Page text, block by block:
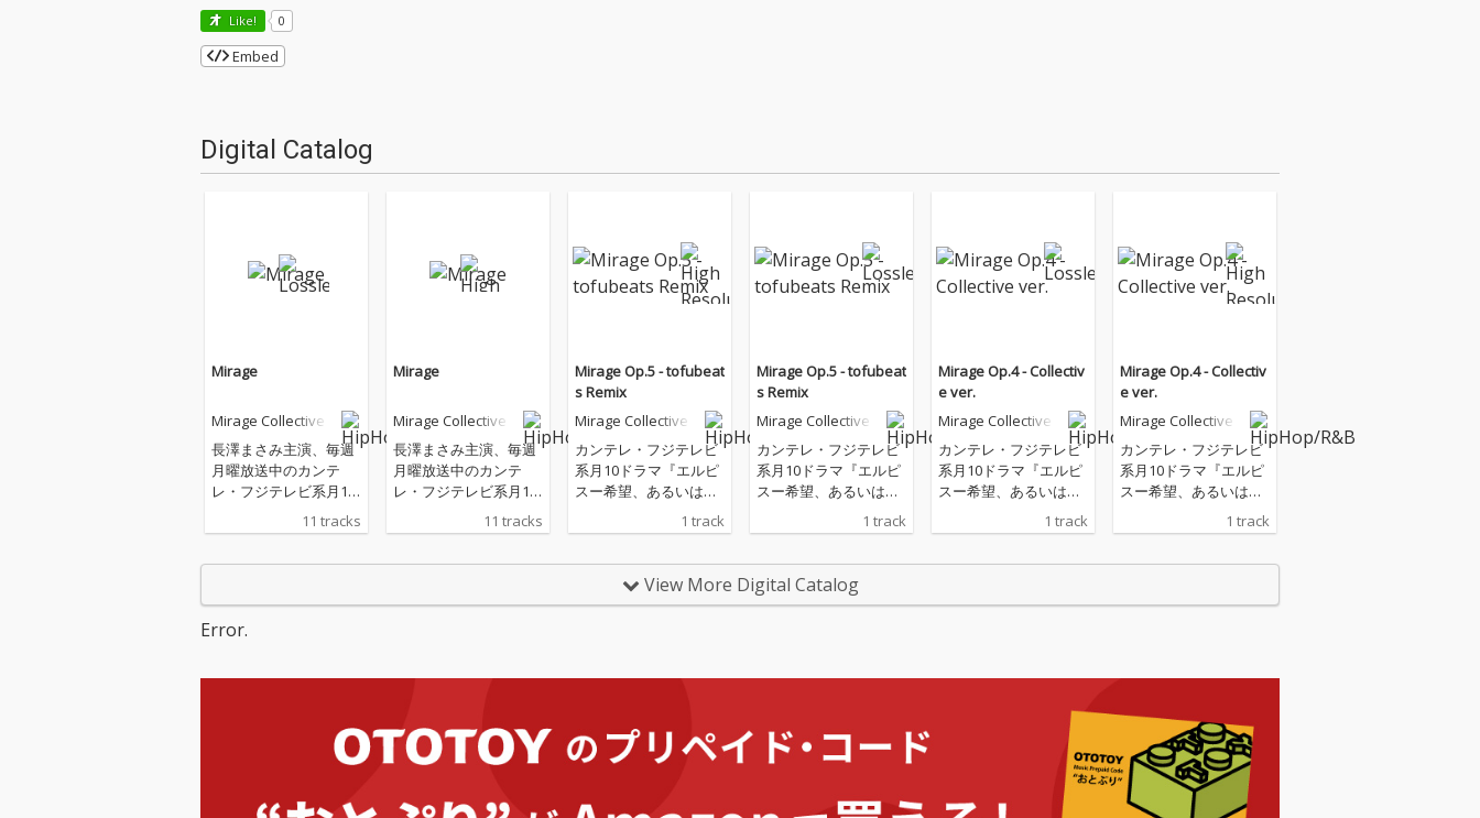
Like! 0
Embed
Digital Catalog
Mirage
Mirage Collective
長澤まさみ主演、毎週
月曜放送中のカンテ
レ・フジテレビ系月10
ドラマ『エルピスー希
望、あるいは災いー』
を収録した11曲のフル
をフィーチャリングと
11 tracks
Mirage
Mirage Collective
長澤まさみ主演、毎週
月曜放送中のカンテ
レ・フジテレビ系月10
ドラマ『エルピスー希
望、あるいは災いー』
をフィーチャリングと
11 tracks
Mirage Op.5 - tofubeat
s Remix
Mirage Collective
カンテレ・フジテレビ
系月10ドラマ『エルピ
スー希望、あるいは災
グ、tofubeatsによる
1 track
Mirage Op.5 - tofubeat
s Remix
Mirage Collective
カンテレ・フジテレビ
系月10ドラマ『エルピ
スー希望、あるいは災
グ、tofubeatsによる
ージョン
1 track
Mirage Op.4 - Collectiv
e ver.
Mirage Collective
カンテレ・フジテレビ
系月10ドラマ『エルピ
スー希望、あるいは災
1 track
Mirage Op.4 - Collectiv
e ver.
Mirage Collective
カンテレ・フジテレビ
系月10ドラマ『エルピ
スー希望、あるいは災
1 track
View More Digital Catalog
Error.